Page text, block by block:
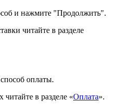
и нажмите "Продолжить".
читайте в разделе
оплаты.
читайте в разделе «Оплата».